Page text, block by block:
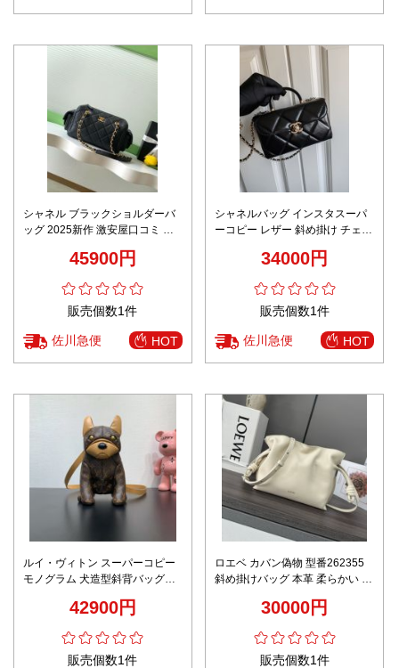
シャネル ブラックショルダーバ
ッグ 2025新作 激安屋口コミ 高
縫製 リピーター多数 安心サイト
45900円
販売個数1件
佐川急便 HOT
シャネルバッグ インスタスーパ
ーコピー レザー 斜め掛け チェー
34000円
販売個数1件
佐川急便 HOT
ルイ・ヴィトン スーパーコピー
モノグラム 犬造型斜背バッグ
精密ディテール 安心サイト
42900円
販売個数1件
ロエベ カバン偽物 型番262355
斜め掛けバッグ 本革 柔らかい 肩
30000円
販売個数1件